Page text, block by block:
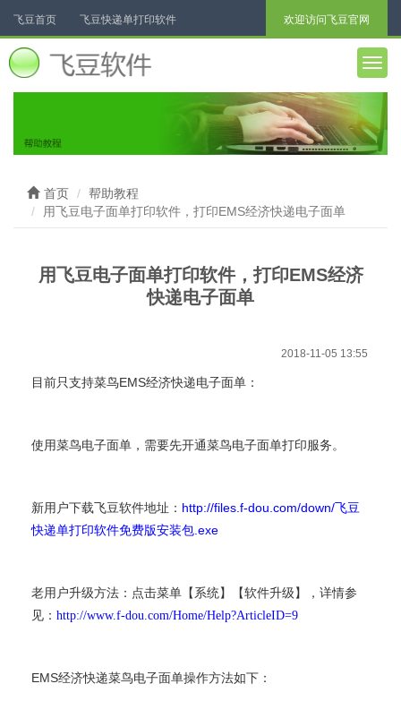
欢迎访问飞豆官网
飞豆首页 飞豆快递单打印软件
飞豆票据打印软件 飞豆聊天助手
首页
帮助教程
用飞豆电子面单打印软件，打印EMS经济快递电子面单
用飞豆电子面单打印软件，打印EMS经济
快递电子面单
2018-11-05 13:55
目前只支持菜鸟EMS经济快递电子面单：
使用菜鸟电子面单，需要先开通菜鸟电子面单打印服务。
新用户下载飞豆软件地址： http://files.f-dou.com/down/飞豆
快递单打印软件免费版安装包.exe
老用户升级方法：点击菜单【系统】【软件升级】，详情参
见： http://www.f-dou.com/Home/Help?ArticleID=9
EMS经济快递菜鸟电子面单操作方法如下：